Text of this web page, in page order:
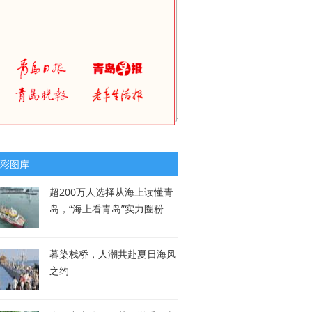
图库
超200万人选择从海上读懂青
岛，“海上看青岛”实力圈粉
暮染栈桥，人潮共赴夏日海风
之约